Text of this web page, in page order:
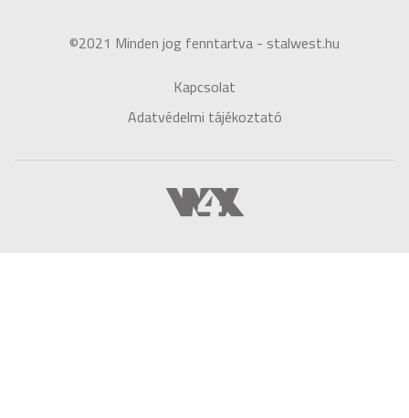
©2021 Minden jog fenntartva - stalwest.hu
Kapcsolat
Adatvédelmi tájékoztató